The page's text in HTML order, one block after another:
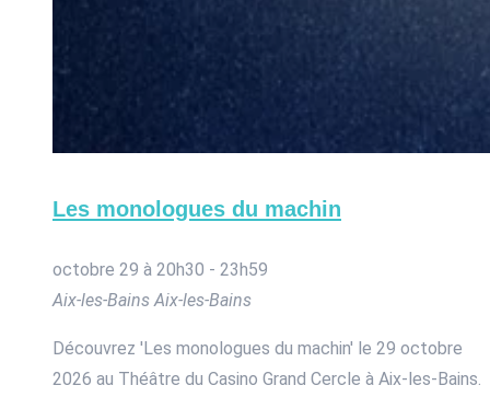
Les monologues du machin
octobre 29 à 20h30 - 23h59
Aix-les-BainsAix-les-Bains
Découvrez 'Les monologues du machin' le 29 octobre
2026 au Théâtre du Casino Grand Cercle à Aix-les-Bains.